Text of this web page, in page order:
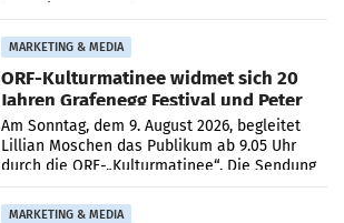
MARKETING & MEDIA
ORF-Kulturmatinee widmet sich 20
Jahren Grafenegg Festival und Peter
Simonischek
Am Sonntag, dem 9. August 2026, begleitet
Lillian Moschen das Publikum ab 9.05 Uhr
durch die ORF-„Kulturmatinee“. Die Sendung
startet mit der Dokumentation „20 Jahre
Grafenegg
MARKETING & MEDIA